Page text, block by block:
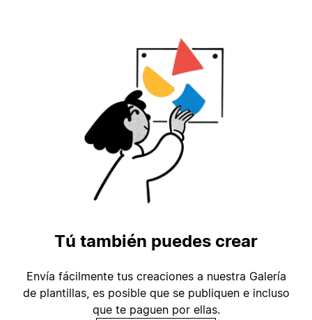
Tú también puedes crear
Envía fácilmente tus creaciones a nuestra Galería
de plantillas, es posible que se publiquen e incluso
que te paguen por ellas.